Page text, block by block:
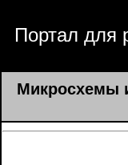
Портал для
Микросхемы